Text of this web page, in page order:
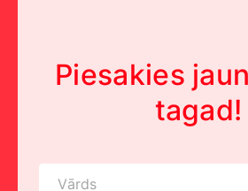
Piesakies
tagad!